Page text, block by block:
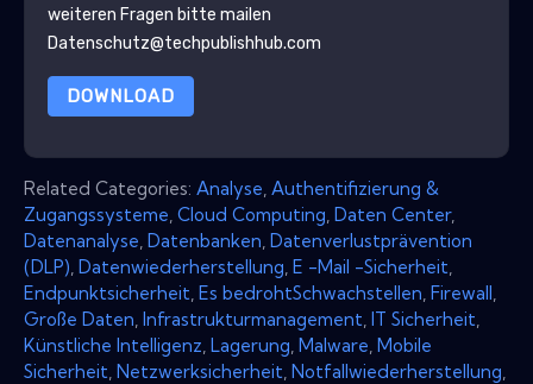
weiteren Fragen bitte mailen
Datenschutz@techpublishhub.com
DOWNLOAD
Related Categories: Analyse Authentifizierung &
Zugangssysteme Cloud Computing Daten Center,
Datenanalyse Datenbanken Datenverlustprävention
(DLP) Datenwiederherstellung E -Mail -Sicherheit
Endpunktsicherheit Es bedrohtSchwachstellen Firewall
Große Daten Infrastrukturmanagement IT Sicherheit
Künstliche Intelligenz Lagerung Malware Mobile
Sicherheit Netzwerksicherheit Notfallwiederherstellung